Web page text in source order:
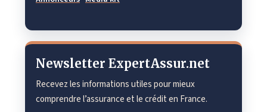
Newsletter ExpertAssur.net
Recevez les informations utiles pour mieux
comprendre l’assurance et le crédit en France.